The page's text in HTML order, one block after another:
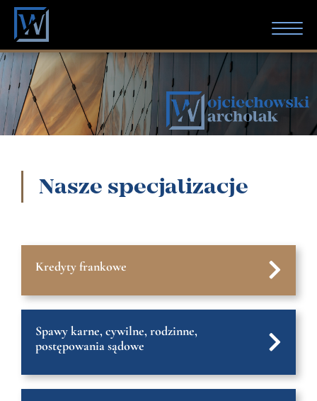
O KANCELARII
SPECJALIZACJE
ZESPÓŁ
EN
Nasze specjalizacje
Kredyty frankowe
Spawy karne, cywilne, rodzinne,
postępowania sądowe